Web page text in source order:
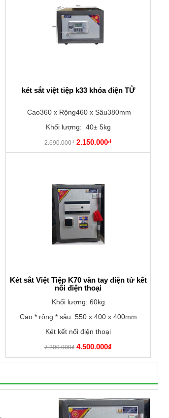
két sắt việt tiệp k33 khóa điện TỬ
Cao360 x Rộng460 x Sâu380mm
Khối lượng: 40± 5kg
2.690.000₫ 2.150.000₫
Két sắt Việt Tiệp K70 vân tay điện tử kết
nối điện thoại
Khối lượng: 60kg
Cao * rộng * sâu: 550 x 400 x 400mm
Két kết nối điện thoại
7.200.000₫ 4.500.000₫